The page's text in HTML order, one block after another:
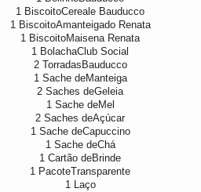
1 BiscoitoCereale Bauducco
1 BiscoitoAmanteigado Renata
1 BiscoitoMaisena Renata
1 BolachaClub Social
2 TorradasBauducco
1 Sache deManteiga
2 Saches deGeleia
1 Sache deMel
2 Saches deAçúcar
1 Sache deCapuccino
1 Sache deCh
1 Cartão deBrinde
1 PacoteTransparente
1 Laço